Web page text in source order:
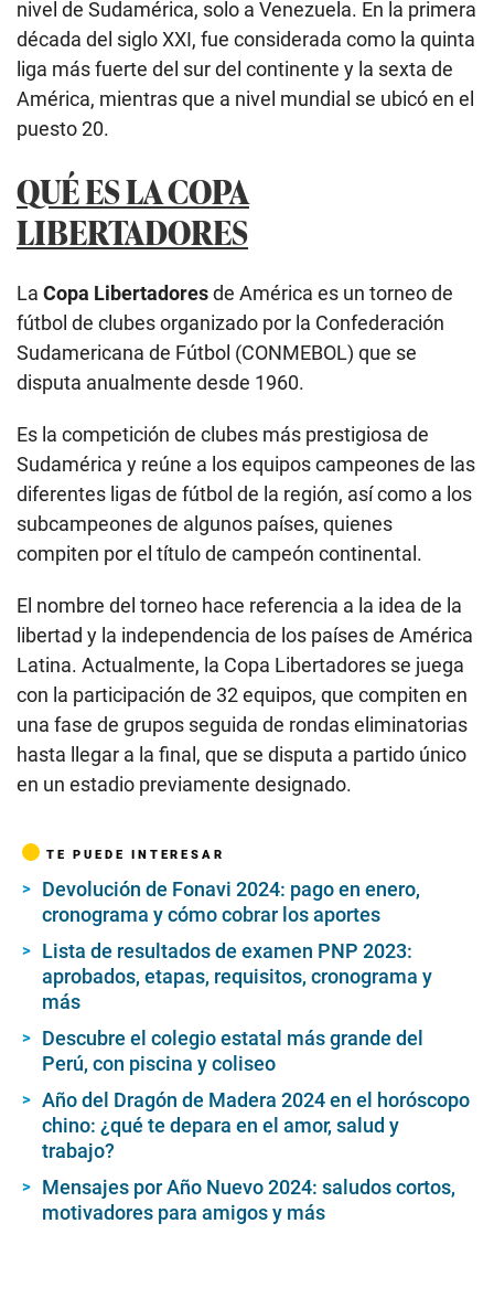
nivel de Sudamérica, solo a Venezuela. En la primera
década del siglo XXI, fue considerada como la quinta
liga más fuerte del sur del continente y la sexta de
América, mientras que a nivel mundial se ubicó en el
puesto 20.
QUÉ ES LA COPA
LIBERTADORES
La Copa Libertadoresde América es un torneo de
fútbol de clubes organizado por la Confederación
Sudamericana de Fútbol (CONMEBOL) que se
disputa anualmente desde 1960.
Es la competición de clubes más prestigiosa de
Sudamérica y reúne a los equipos campeones de las
diferentes ligas de fútbol de la región, así como a los
subcampeones de algunos países, quienes
compiten por el título de campeón continental.
El nombre del torneo hace referencia a la idea de la
libertad y la independencia de los países de América
Latina. Actualmente, la Copa Libertadores se juega
con la participación de 32 equipos, que compiten en
una fase de grupos seguida de rondas eliminatorias
hasta llegar a la final, que se disputa a partido único
en un estadio previamente designado.
TE PUEDE INTERESAR
Devolución de Fonavi 2024: pago en enero,
cronograma y cómo cobrar los aportes
Lista de resultados de examen PNP 2023:
aprobados, etapas, requisitos, cronograma y
más
Descubre el colegio estatal más grande del
Perú, con piscina y coliseo
Año del Dragón de Madera 2024 en el horóscopo
chino: ¿qué te depara en el amor, salud y
trabajo?
Mensajes por Año Nuevo 2024: saludos cortos,
motivadores para amigos y más